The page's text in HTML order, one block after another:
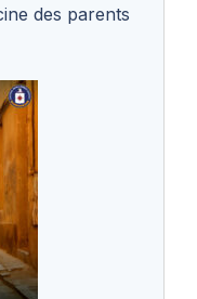
des parents